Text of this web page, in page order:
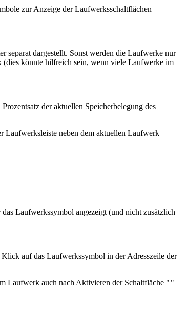
zur Anzeige der Laufwerksschaltflächen
separat dargestellt. Sonst werden die Laufwerke nur
könnte hilfreich sein, wenn viele Laufwerke im
der aktuellen Speicherbelegung des
Laufwerksleiste neben dem aktuellen Laufwerk
Laufwerkssymbol angezeigt (und nicht zusätzlich
Klick auf das Laufwerkssymbol in der Adresszeile der
Laufwerk auch nach Aktivieren der Schaltfläche " "